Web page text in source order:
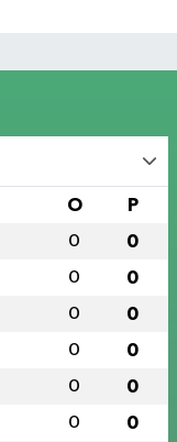
O P
0 0
0 0
0 0
0 0
0 0
0 0